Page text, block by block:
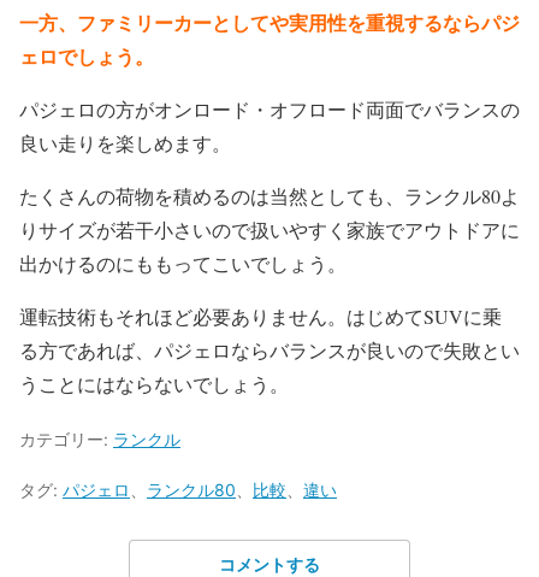
一方、ファミリーカーとしてや実用性を重視するならパジ
ェロでしょう。
パジェロの方がオンロード・オフロード両面でバランスの
良い走りを楽しめます。
たくさんの荷物を積めるのは当然としても、ランクル80よ
りサイズが若干小さいので扱いやすく家族でアウトドアに
出かけるのにももってこいでしょう。
運転技術もそれほど必要ありません。はじめてSUVに乗
る方であれば、パジェロならバランスが良いので失敗とい
うことにはならないでしょう。
カテゴリー: ランクル
タグ: パジェロ ランクル80 比較 違い
コメントする